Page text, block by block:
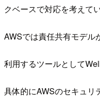
クベースで対応を考えて
AWSでは責任共有モデル
利用するツールとして
具体的にAWSのセキュリ